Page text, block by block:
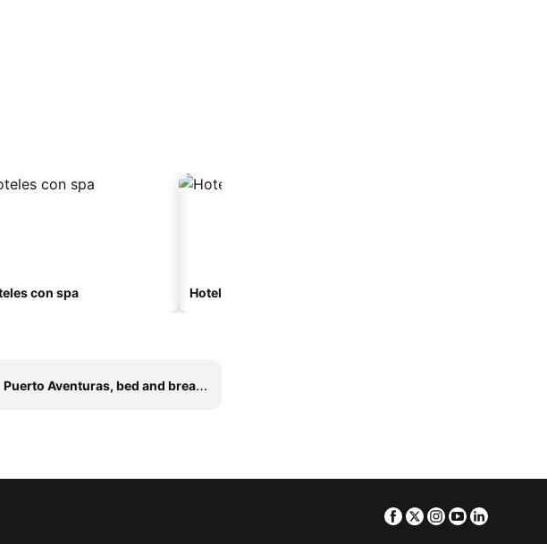
con spa Hoteles de playa
Puerto Aventuras, bed and breakfasts
Facebook
TwitterInstagram
Youtube